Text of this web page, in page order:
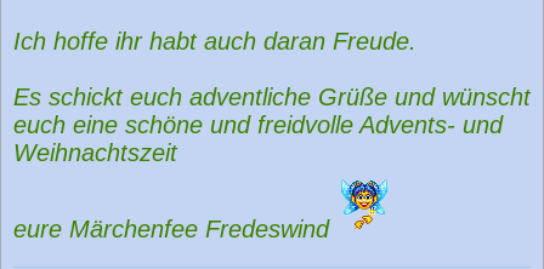
Ich hoffe ihr habt auch daran Freude.
Es schickt euch adventliche Grüße und wünscht
euch eine schöne und freidvolle Advents- und
Weihnachtszeit
eure Märchenfee Fredeswind